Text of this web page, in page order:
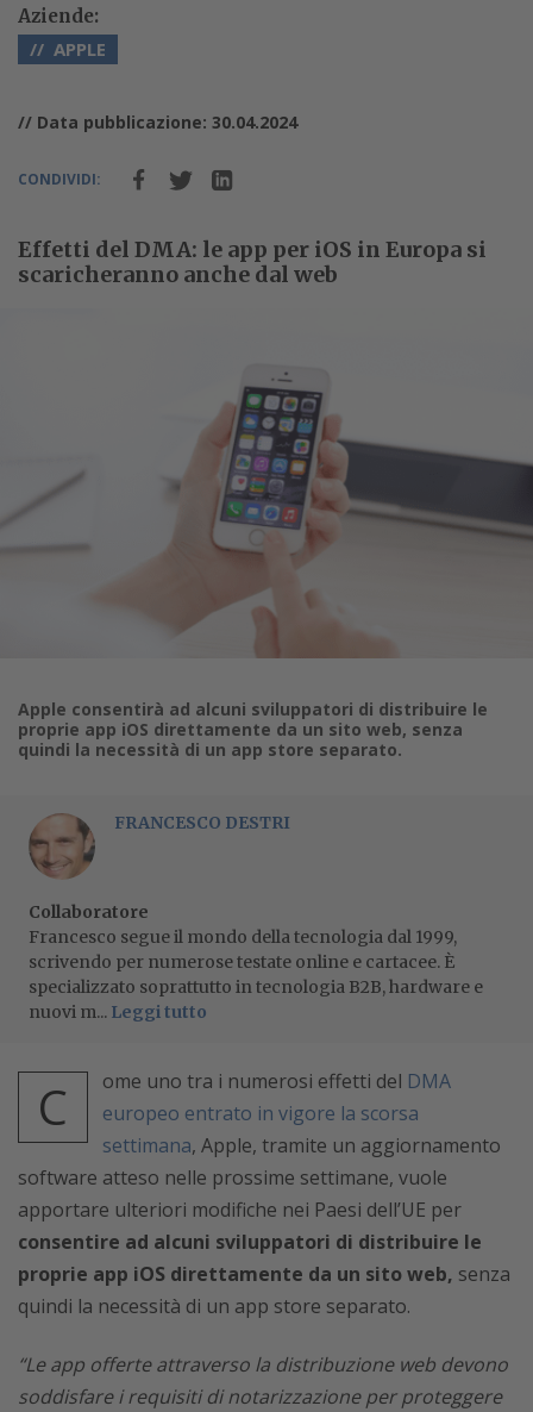
Aziende:
APPLE
// Data pubblicazione: 30.04.2024
CONDIVIDI:
Effetti del DMA: le app per iOS in Europa si
scaricheranno anche dal web
Apple consentirà ad alcuni sviluppatori di distribuire le
proprie app iOS direttamente da un sito web, senza
quindi la necessità di un app store separato.
FRANCESCO DESTRI
Collaboratore
Francesco segue il mondo della tecnologia dal 1999,
scrivendo per numerose testate online e cartacee. È
specializzato soprattutto in tecnologia B2B, hardware e
nuovi m... Leggi tutto
C ome uno tra i numerosi effetti del DMA
europeo entrato in vigore la scorsa
settimana, Apple, tramite un aggiornamento
software atteso nelle prossime settimane, vuole
apportare ulteriori modifiche nei Paesi dell’UE per
consentire ad alcuni sviluppatori di distribuire le
proprie app iOS direttamente da un sito web, senza
quindi la necessità di un app store separato.
“Le app offerte attraverso la distribuzione web devono
soddisfare i requisiti di notarizzazione per proteggere